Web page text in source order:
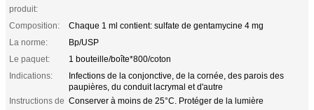
produit:
Composition:
Chaque 1 ml contient: sulfate de gentamycine 4 mg
La norme:
Bp/USP
Le paquet:
1 bouteille/boîte*800/coton
Indications:
Infections de la conjonctive, de la cornée, des parois des
paupières, du conduit lacrymal et d'autre
Instructions de Conserver à moins de 25°C. Protéger de la lumière